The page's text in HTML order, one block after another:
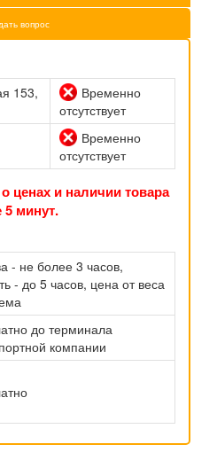
вопрос
153,
Временно
отсутствует
Временно
отсутствует
и наличии товара
минут.
- не более 3 часов,
- до 5 часов, цена от веса
до терминала
компании